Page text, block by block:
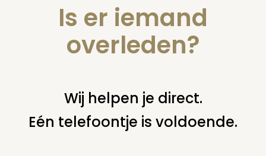
Landelijke uitvaartonderneming
U bent hier: home verzekeringen overige financiering uit
victoria: welke maatschappij nu
Is er iemand
overleden?
Wij helpen je direct.
Eén telefoontje is voldoende.